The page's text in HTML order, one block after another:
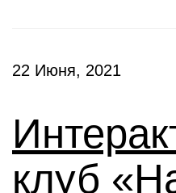
22 Июня, 2021
клуб